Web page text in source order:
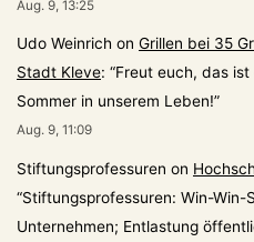
Aug. 9, 13:25
Udo Weinrich on Grillen bei 35
Stadt Kleve: “Freut euch, das
Sommer in unserem Leben!”
Aug. 9, 11:09
Stiftungsprofessuren on
“Stiftungsprofessuren: Win-
Unternehmen; Entlastung